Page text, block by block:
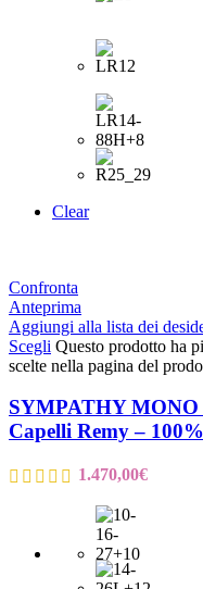
Clear
Confronta
Anteprima
Aggiungi alla lista dei
Scegli Questo prodotto ha
scelte nella pagina del
SYMPATHY
Capelli Remy –
1.470,00€